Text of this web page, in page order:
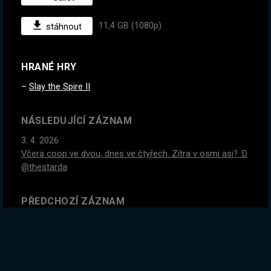
stáhnout 11,4 GB (1080p)
HRANÉ HRY
Slay the Spire II
NÁSLEDUJÍCÍ ZÁZNAM
3. 4. 2026
Včera coop ve dvou, dnes ve čtyřech. Zítra v osmi asi? :D
@thestarda
PŘEDCHOZÍ ZÁZNAM